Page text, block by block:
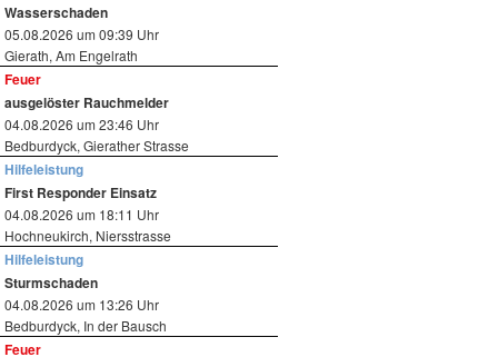
Wasserschaden
05.08.2026 um 09:39 Uhr
Gierath, Am Engelrath
Feuer
ausgelöster Rauchmelder
04.08.2026 um 23:46 Uhr
Bedburdyck, Gierather Strasse
Hilfeleistung
First Responder Einsatz
04.08.2026 um 18:11 Uhr
Hochneukirch, Niersstrasse
Hilfeleistung
Sturmschaden
04.08.2026 um 13:26 Uhr
Bedburdyck, In der Bausch
Feuer